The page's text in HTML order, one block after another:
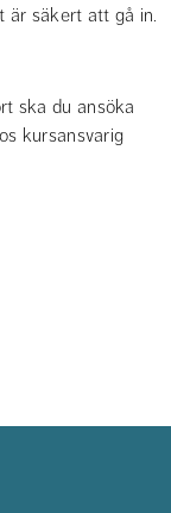
är säkert att gå in.
ska du ansöka
kursansvarig